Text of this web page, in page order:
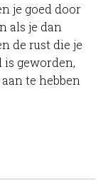
je goed door
als je dan
de rust die je
geworden,
te hebben